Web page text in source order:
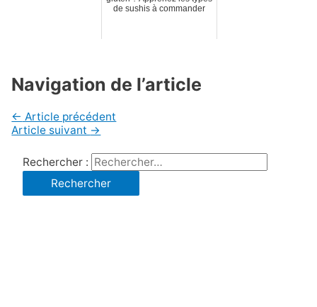
de sushis à commander
Navigation de l’article
← Article précédent
Article suivant →
Rechercher :